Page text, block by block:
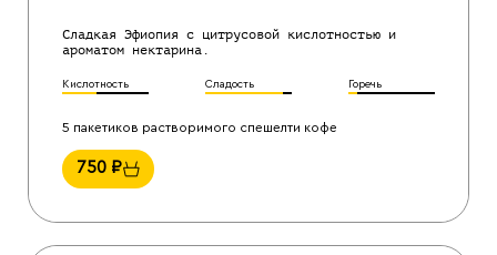
Сладкая Эфиопия с цитрусовой кислотностью и
ароматом нектарина.
Кислотность Сладость Горечь
5 пакетиков растворимого спешелти кофе
750 ₽